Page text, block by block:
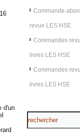
d'un
Commande
revue LES HSE
Commandes
livres LES HSE
Commandes
livres LES HSE